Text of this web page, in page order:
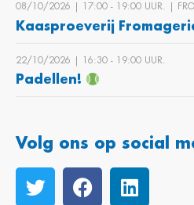
08/10/2026 | 17:00 ‐ 19:00 UUR. |
Kaasproeverij
22/10/2026 | 16:30 ‐ 19:00 UUR.
Padellen!
Volg ons op social